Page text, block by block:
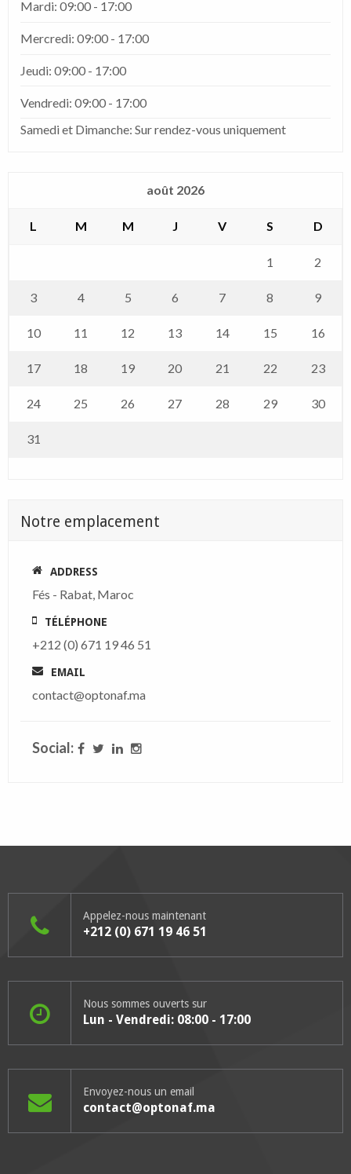
Mardi: 09:00 - 17:00
Mercredi: 09:00 - 17:00
Jeudi: 09:00 - 17:00
Vendredi: 09:00 - 17:00
Samedi et Dimanche: Sur rendez-vous uniquement
août 2026
L M M J V S D
1 2
3 4 5 6 7 8 9
10 11 12 13 14 15 16
17 18 19 20 21 22 23
24 25 26 27 28 29 30
31
Notre emplacement
ADDRESS
Fés - Rabat, Maroc
TÉLÉPHONE
+212 (0) 671 19 46 51
EMAIL
contact@optonaf.ma
Social:
Appelez-nous maintenant
+212 (0) 671 19 46 51
Nous sommes ouverts sur
Lun - Vendredi: 08:00 - 17:00
Envoyez-nous un email
contact@optonaf.ma